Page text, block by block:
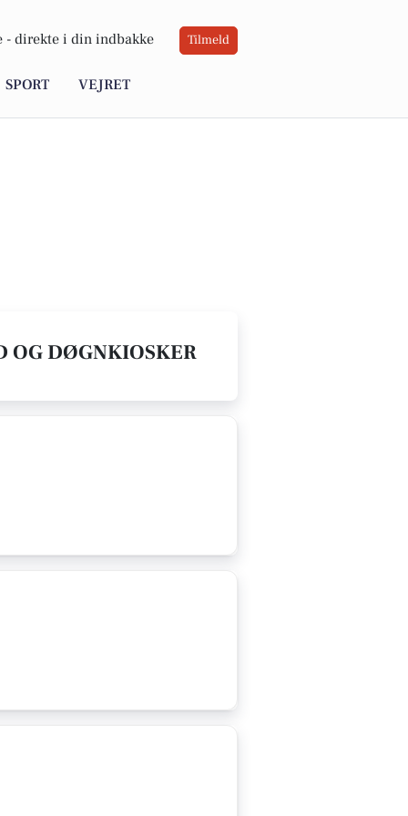
- direkte i din indbakke Tilmeld
SPORT VEJRET
OG DØGNKIOSKER